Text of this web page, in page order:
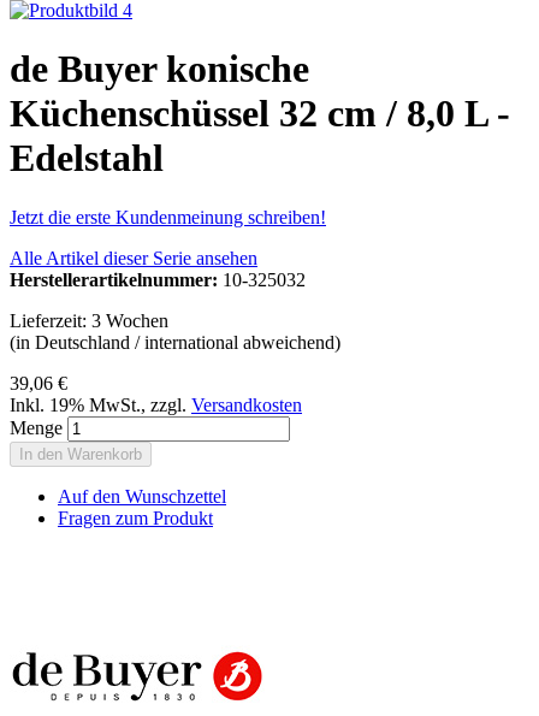
de Buyer konische
Küchenschüssel 32 cm / 8,0 L -
Edelstahl
Jetzt die erste Kundenmeinung schreiben!
Alle Artikel dieser Serie ansehen
Herstellerartikelnummer: 10-325032
Lieferzeit: 3 Wochen
(in Deutschland / international abweichend)
39,06 €
Inkl. 19% MwSt., zzgl. Versandkosten
Menge
In den Warenkorb
Auf den Wunschzettel
Fragen zum Produkt